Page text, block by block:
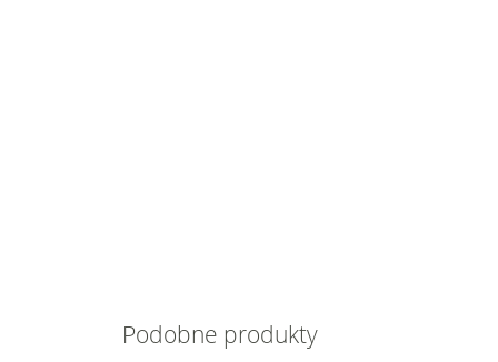
Podobne produkty